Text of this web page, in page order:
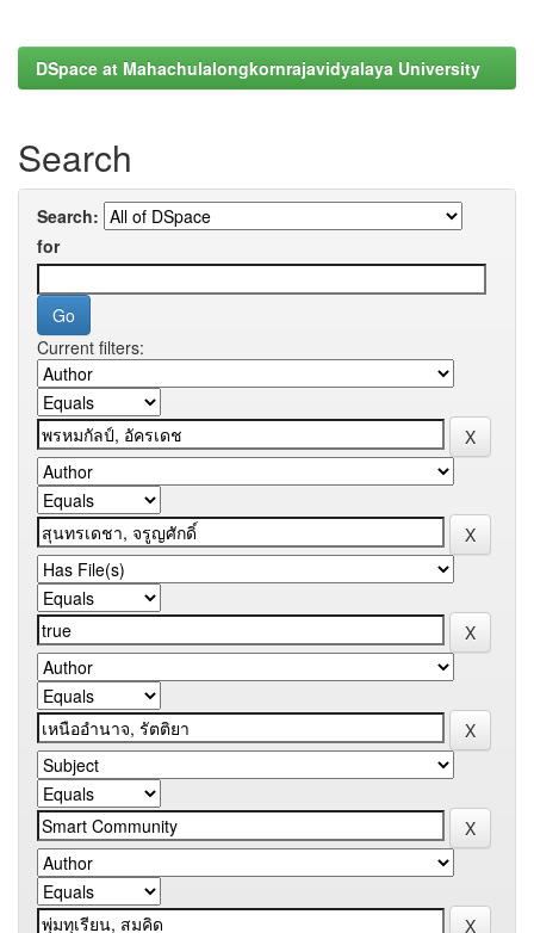
DSpace at Mahachulalongkornrajavidyalaya University
Search
Search:
for
Current filters: